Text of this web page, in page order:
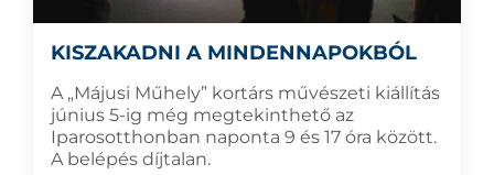
KISZAKADNI A MINDENNAPOKBÓL
A „Májusi Műhely” kortárs művészeti kiállítás
június 5-ig még megtekinthető az
Iparosotthonban naponta 9 és 17 óra között.
A belépés díjtalan.